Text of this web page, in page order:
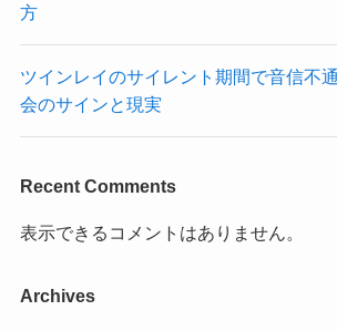
方
ツインレイのサイレント期間で音信不
会のサインと現実
Recent Comments
表示できるコメントはありません。
Archives